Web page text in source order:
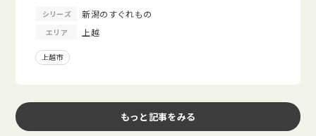
シリーズ 新潟のすぐれもの
エリア 上越
上越市
もっと記事をみる